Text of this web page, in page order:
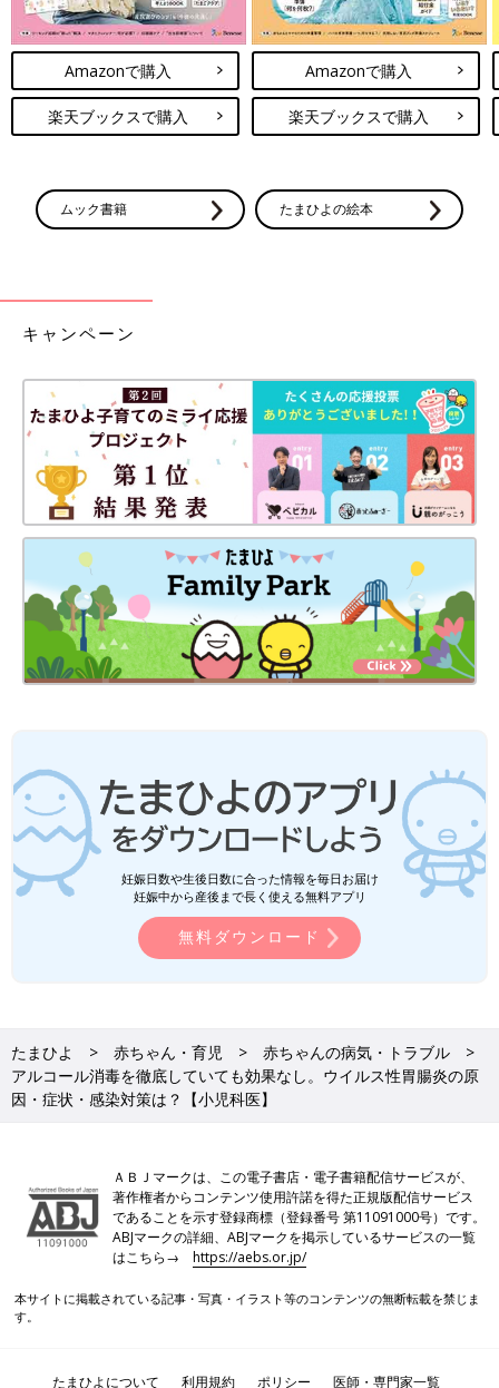
Amazonで購入
楽天ブックスで購入
Amazonで購入
楽天ブックスで購入
ムック書籍 たまひよの絵本
キャンペーン
妊娠日数や生後日数に合った情報を毎日お届け
妊娠中から産後まで長く使える無料アプリ
無料ダウンロード
たまひよ 赤ちゃん・育児
赤ちゃんの病気・トラブル
アルコール消毒を徹底していても効果なし。ウイルス性胃腸炎の原
因・症状・感染対策は？【小児科医】
ＡＢＪマークは、この電子書店・電子書籍配信サービスが、
著作権者からコンテンツ使用許諾を得た正規版配信サービス
であることを示す登録商標（登録番号 第11091000号）です。
ABJマークの詳細、ABJマークを掲示しているサービスの一覧
はこちら→https://aebs.or.jp/
本サイトに掲載されている記事・写真・イラスト等のコンテンツの無断転載を禁じま
す。
たまひよについて 利用規約 ポリシー 医師・専門家一覧